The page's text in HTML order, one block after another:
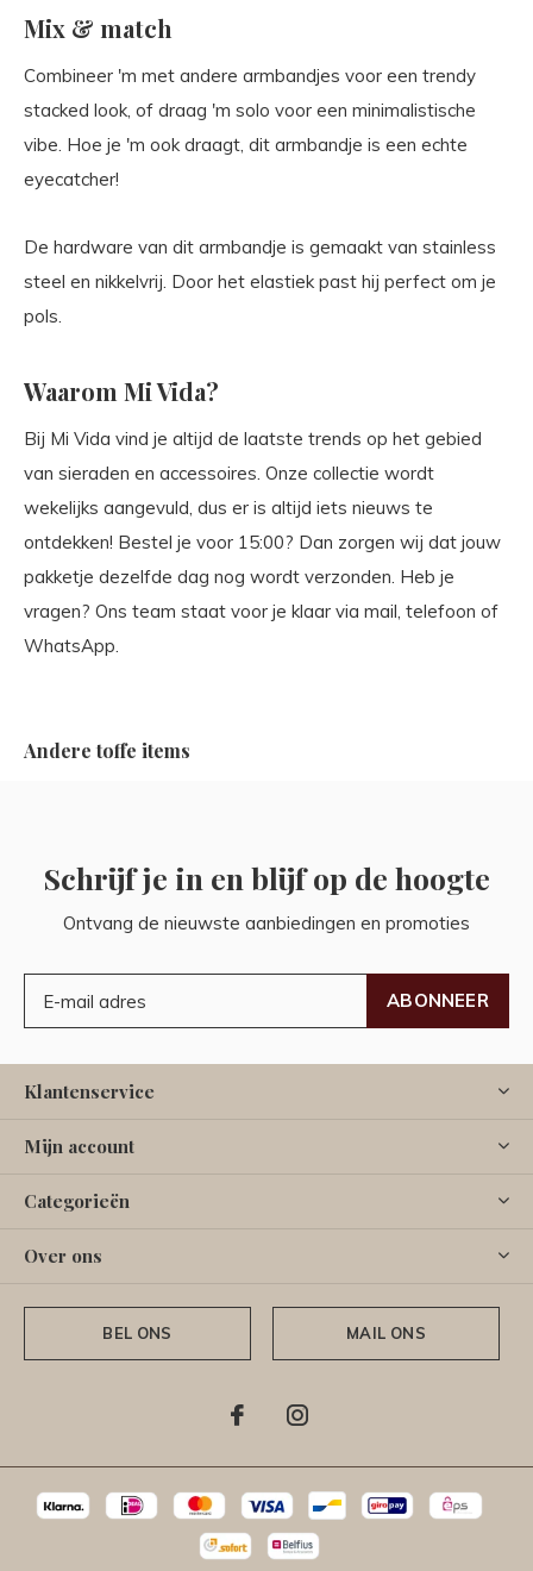
Mix & match
Combineer 'm met andere armbandjes voor een trendy
stacked look, of draag 'm solo voor een minimalistische
vibe. Hoe je 'm ook draagt, dit armbandje is een echte
eyecatcher!
De hardware van dit armbandje is gemaakt van stainless
steel en nikkelvrij. Door het elastiek past hij perfect om je
pols.
Waarom Mi Vida?
Bij Mi Vida vind je altijd de laatste trends op het gebied
van sieraden en accessoires. Onze collectie wordt
wekelijks aangevuld, dus er is altijd iets nieuws te
ontdekken! Bestel je voor 15:00? Dan zorgen wij dat jouw
pakketje dezelfde dag nog wordt verzonden. Heb je
vragen? Ons team staat voor je klaar via mail, telefoon of
WhatsApp.
Andere toffe items
Schrijf je in en blijf op de hoogte
Ontvang de nieuwste aanbiedingen en promoties
ABONNEER
Klantenservice
Mijn account
Categorieën
Over ons
BEL ONS MAIL ONS